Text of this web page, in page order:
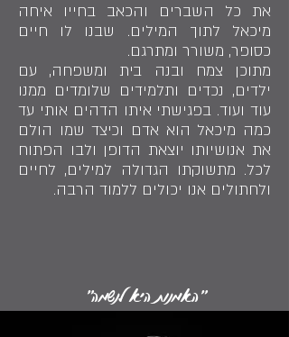
את כל השברים והכאב בחייו איחה
מיכאל לתוך המילים. שבנו לו חיים
כסופר, משורר ומתרגם.
מתוכן צמח ובנה בית ומשפחה, עם
ילדים, נכדים ותלמידים שלומדים ממנו
עוד ועוד. בפגישתי איתו הדהים אותי עד
כמה מיכאל הוא אדם וכיצד שמו הולם
את אנושיותו יוצאת הדופן ולבו הפתוח
לכל. מתשוקתו הגדולה למילים, לחיים
ולחתולים אנו יכולים ללמוד הרבה.
"האמנות היא לנשמה"